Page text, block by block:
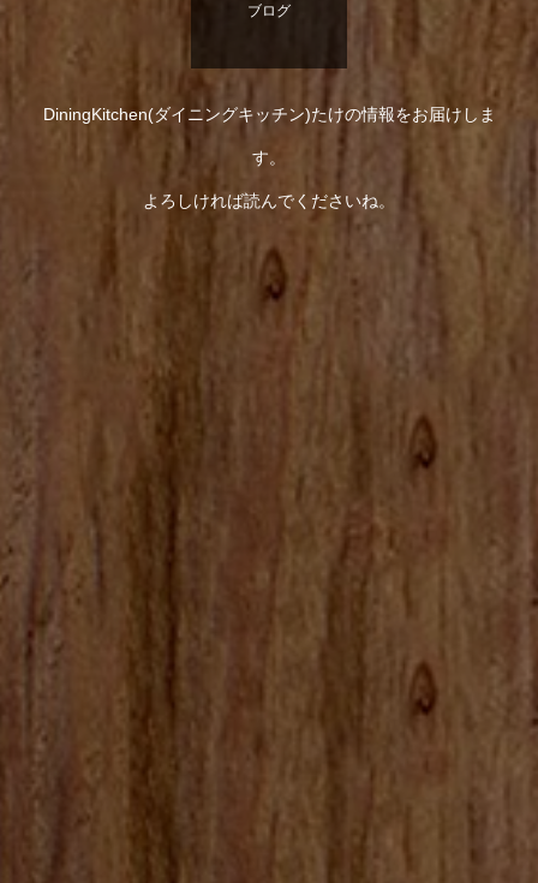
ブログ
DiningKitchen(ダイニングキッチン)たけの情報をお届けしま
す。
よろしければ読んでくださいね。